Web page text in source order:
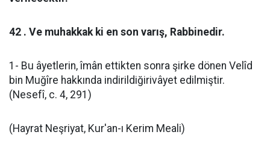
42 . Ve muhakkak ki en son varış, Rabbinedir.
1- Bu âyetlerin, îmân ettikten sonra şirke dönen Velîd
bin Muğîre hakkında indirildiğirivâyet edilmiştir.
(Nesefî, c. 4, 291)
(Hayrat Neşriyat, Kur'an-ı Kerim Meali)